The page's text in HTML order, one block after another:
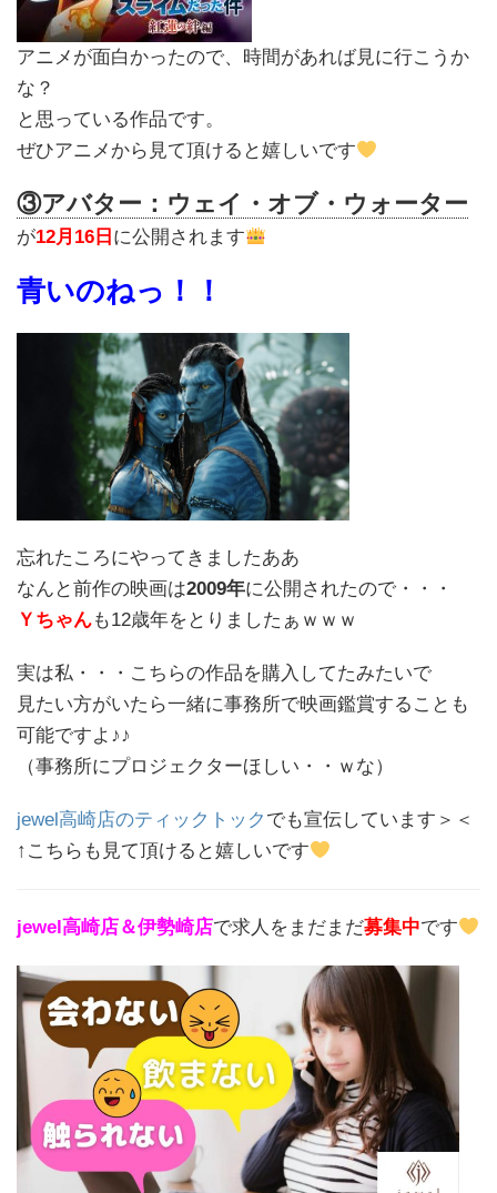
アニメが面白かったので、時間があれば見に行こうか
な？
と思っている作品です。
ぜひアニメから見て頂けると嬉しいです
③アバター：ウェイ・オブ・ウォーター
が12月16日 に公開されます
青いのねっ！！
忘れたころにやってきましたああ
なんと前作の映画は2009年に公開されたので・・・
Ｙちゃんも12歳年をとりましたぁｗｗｗ
実は私・・・こちらの作品を購入してたみたいで
見たい方がいたら一緒に事務所で映画鑑賞することも
可能ですよ♪♪
（事務所にプロジェクターほしい・・ｗな）
jewel高崎店のティックトック でも宣伝しています＞＜
↑こちらも見て頂けると嬉しいです
jewel高崎店＆伊勢崎店で求人をまだまだ募集中です